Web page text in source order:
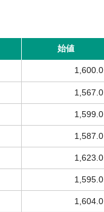
始値
1,600.0
1,567.0
1,599.0
1,587.0
1,623.0
1,595.0
1,604.0